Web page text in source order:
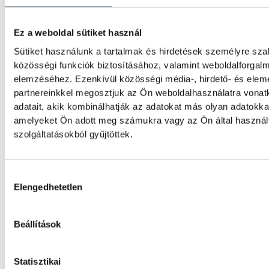
Ez a weboldal sütiket használ
Sütiket használunk a tartalmak és hirdetések személyre
közösségi funkciók biztosításához, valamint
elemzéséhez. Ezenkívül közösségi média-, hirdető- és
partnereinkkel megosztjuk az Ön weboldalhasználatra
adatait, akik kombinálhatják az adatokat más olyan
amelyeket Ön adott meg számukra vagy az Ön által
szolgáltatásokból gyűjtöttek.
Elengedhetetlen
Beállítások
Statisztikai
Késéltánc a Dunán: Mi
ha leáll Paks?
Mártha Imre, az MVM Zrt. egykori
ATV-n Rónai Egonnak adott interjújában
a Paksi Atomerőmű előtt álló példátlan
kihívásokat. A szakember, aki korábban
felelt a hazai energetikai fejlesztésekért és
blokkok működéséért, arra figyelmeztet:
olyan üzemállapotban van, amelyre
A Tisza-frakció
hogy jövő kedden legyen az
államfőválasztás
A Tisza-frakció kezdeményezte, hogy a